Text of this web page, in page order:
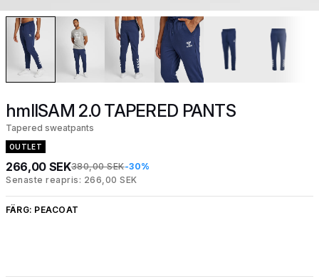
hmlISAM 2.0 TAPERED PANTS
Tapered sweatpants
OUTLET
266,00 SEK380,00 SEK-30%
Senaste reapris: 266,00 SEK
FÄRG: PEACOAT